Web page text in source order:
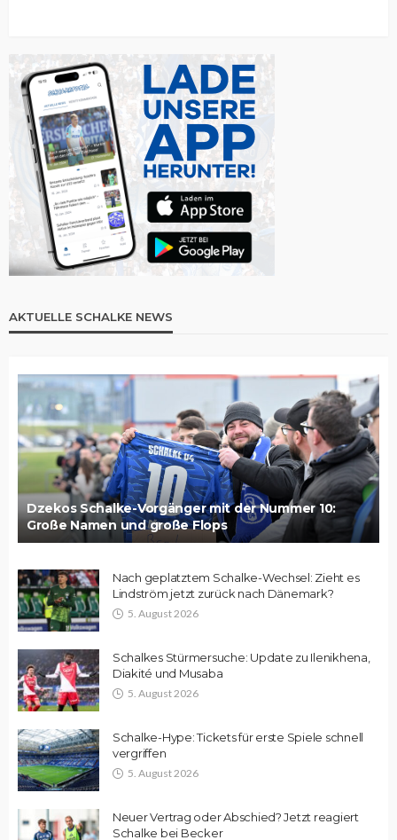
AKTUELLE SCHALKE NEWS
Dzekos Schalke-Vorgänger mit der Nummer 10:
Große Namen und große Flops
Nach geplatztem Schalke-Wechsel: Zieht es
Lindström jetzt zurück nach Dänemark?
5. August 2026
Schalkes Stürmersuche: Update zu Ilenikhena,
Diakité und Musaba
5. August 2026
Schalke-Hype: Tickets für erste Spiele schnell
vergriffen
5. August 2026
Neuer Vertrag oder Abschied? Jetzt reagiert
Schalke bei Becker